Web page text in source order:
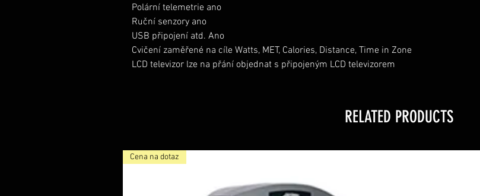
Polární telemetrie ano
Ruční senzory ano
USB připojení atd. Ano
Cvičení zaměřené na cíle Watts, MET, Calories, Distance, Time in Zone
LCD televizor lze na přání objednat s připojeným LCD televizorem
RELATED PRODUCTS
Cena na dotaz